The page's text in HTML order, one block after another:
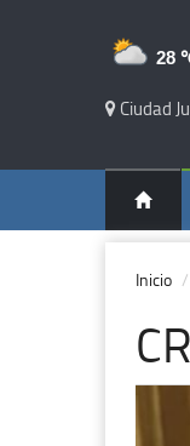
28
Ciudad
Inicio